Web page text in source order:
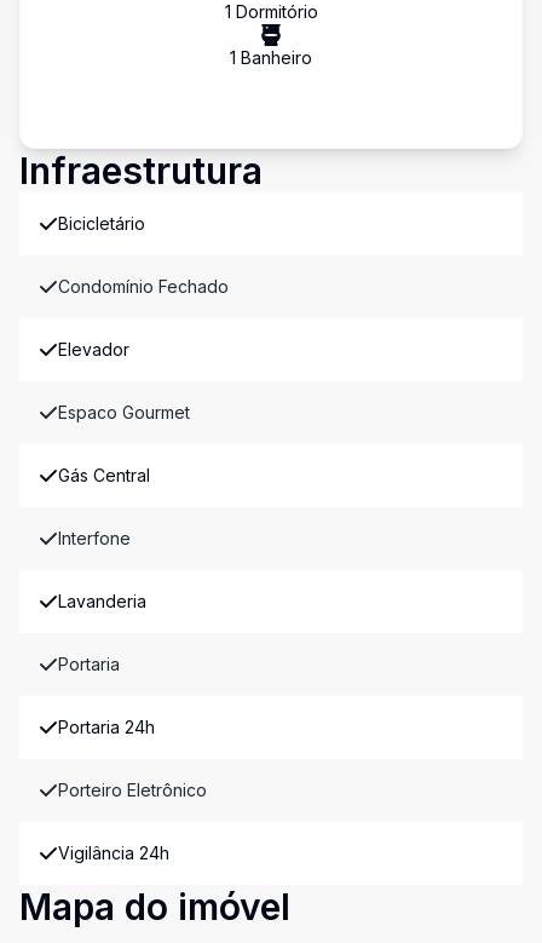
1 Dormitório
1 Banheiro
Infraestrutura
Bicicletário
Condomínio Fechado
Elevador
Espaco Gourmet
Gás Central
Interfone
Lavanderia
Portaria
Portaria 24h
Porteiro Eletrônico
Vigilância 24h
Mapa do imóvel